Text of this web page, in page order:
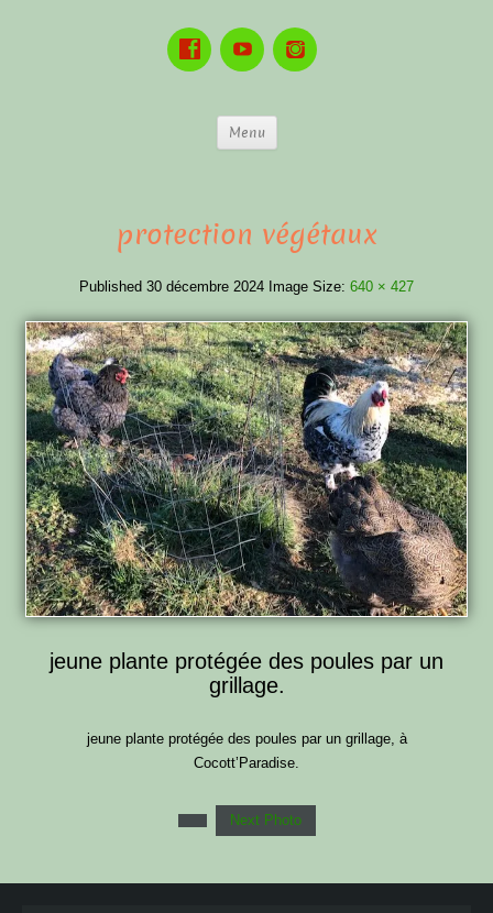
Menu
protection végétaux
Published 30 décembre 2024 Image Size: 640 × 427
jeune plante protégée des poules par un
grillage.
jeune plante protégée des poules par un grillage, à
Cocott’Paradise.
Next Photo